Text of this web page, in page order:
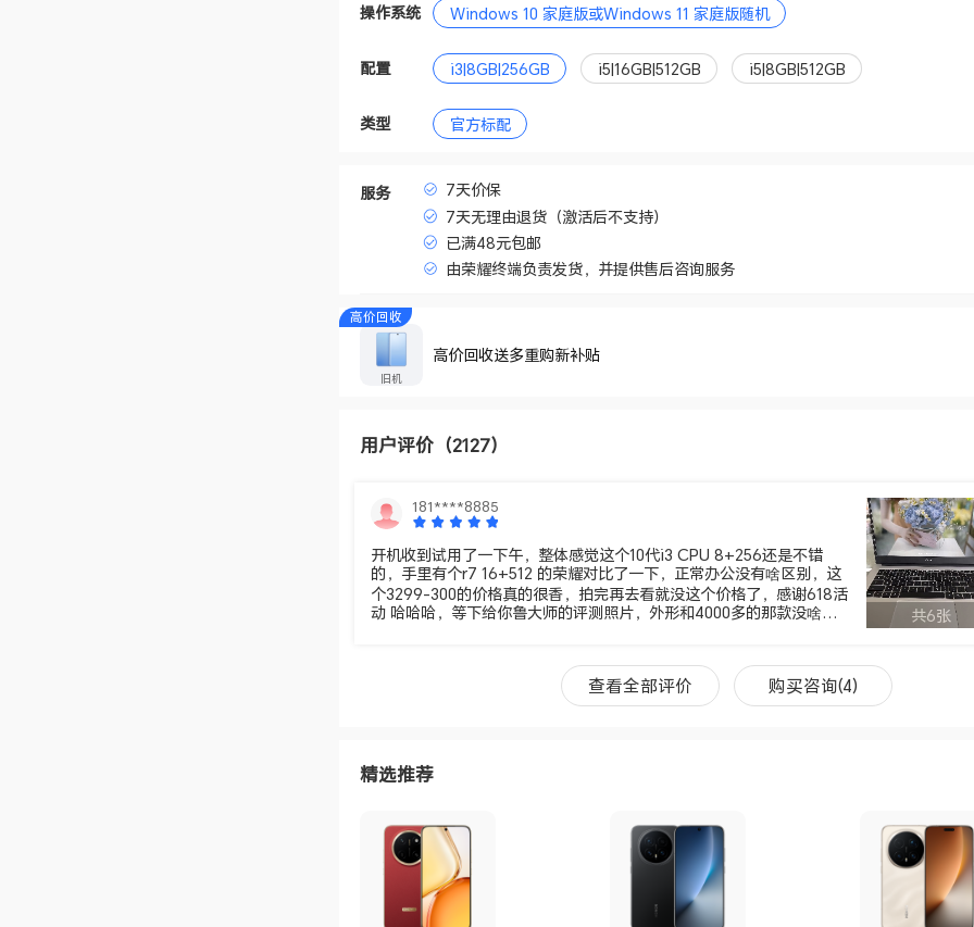
操作系统 Windows 10 家庭版或Windows 11 家庭版随机
配置 i3|8GB|256GB i5|16GB|512GB i5|8GB|512GB
类型 官方标配
服务
7天价保
7天无理由退货（激活后不支持）
已满48元包邮
由荣耀终端负责发货，并提供售后咨询服务
高价回收
旧机
高价回收送多重购新补贴
用户评价 （2127）
181****8885
开机收到试用了一下午，整体感觉这个10代i3 CPU 8+256还是不错
的，手里有个r7 16+512 的荣耀对比了一下，正常办公没有啥区别，这
个3299-300的价格真的很香，拍完再去看就没这个价格了，感谢618活
动 哈哈哈，等下给你鲁大师的评测照片，外形和4000多的那款没啥大
顺丰标快，5号早上收到，整体都比较满意！
共6张
查看全部评价 购买咨询(4)
精选推荐